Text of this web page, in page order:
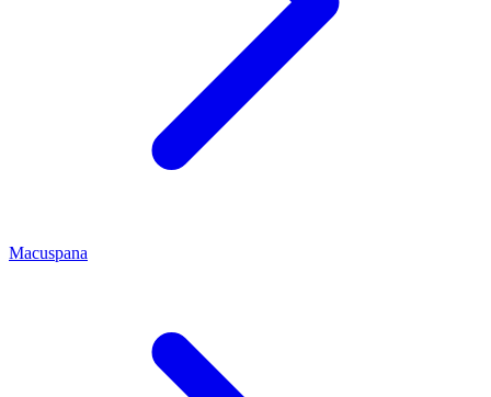
Macuspana